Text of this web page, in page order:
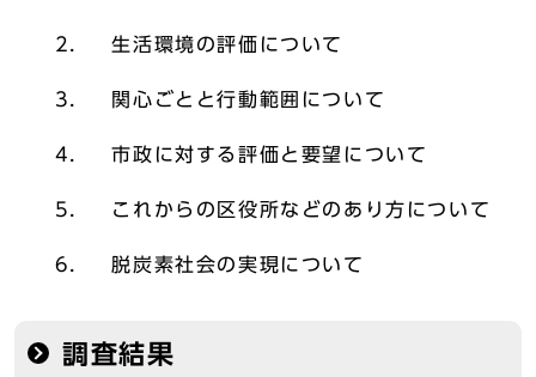
2． 生活環境の評価について
3． 関心ごとと行動範囲について
4． 市政に対する評価と要望について
5． これからの区役所などのあり方について
6． 脱炭素社会の実現について
調査結果